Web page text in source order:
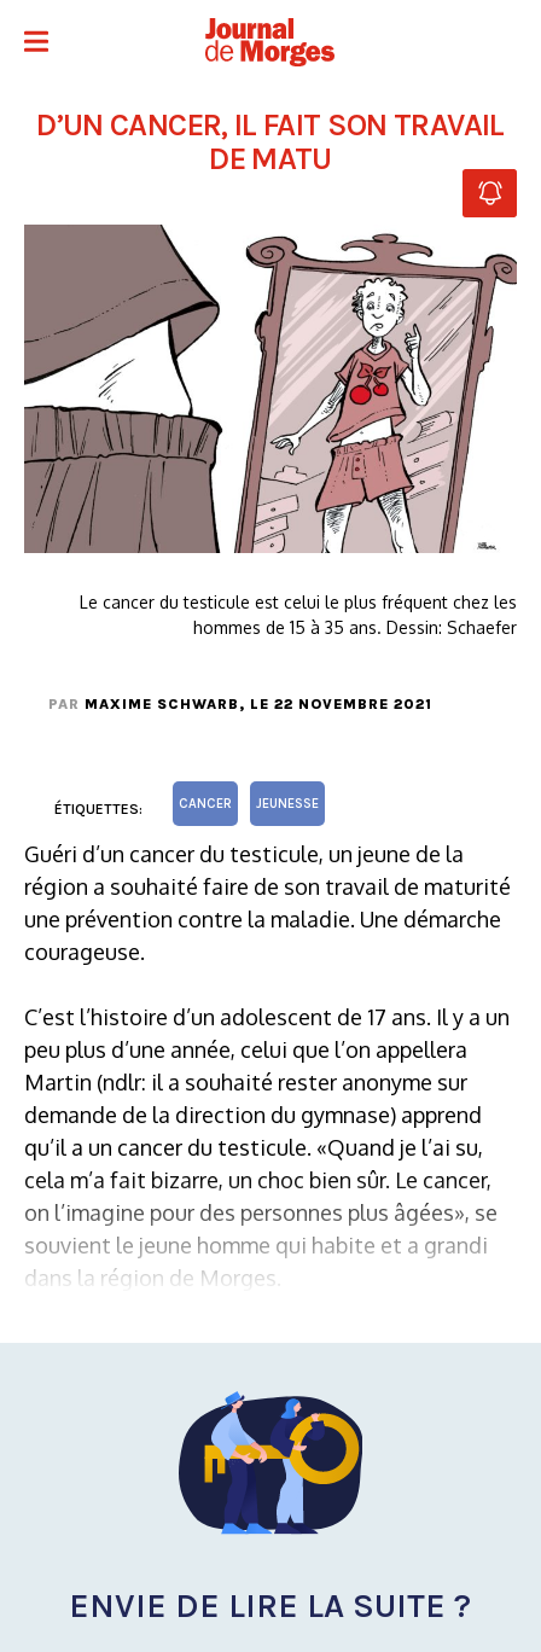
D’UN CANCER, IL FAIT SON TRAVAIL
DE MATU
Le cancer du testicule est celui le plus fréquent chez les
hommes de 15 à 35 ans. Dessin: Schaefer
PAR MAXIME SCHWARB , LE 22 NOVEMBRE 2021
ÉTIQUETTES: CANCER JEUNESSE
Guéri d’un cancer du testicule, un jeune de la
région a souhaité faire de son travail de maturité
une prévention contre la maladie. Une démarche
courageuse.
C’est l’histoire d’un adolescent de 17 ans. Il y a un
peu plus d’une année, celui que l’on appellera
Martin (ndlr: il a souhaité rester anonyme sur
demande de la direction du gymnase) apprend
qu’il a un cancer du testicule. «Quand je l’ai su,
cela m’a fait bizarre, un choc bien sûr. Le cancer,
on l’imagine pour des personnes plus âgées», se
souvient le jeune homme qui habite et a grandi
dans la région de Morges.
ENVIE DE LIRE LA SUITE ?